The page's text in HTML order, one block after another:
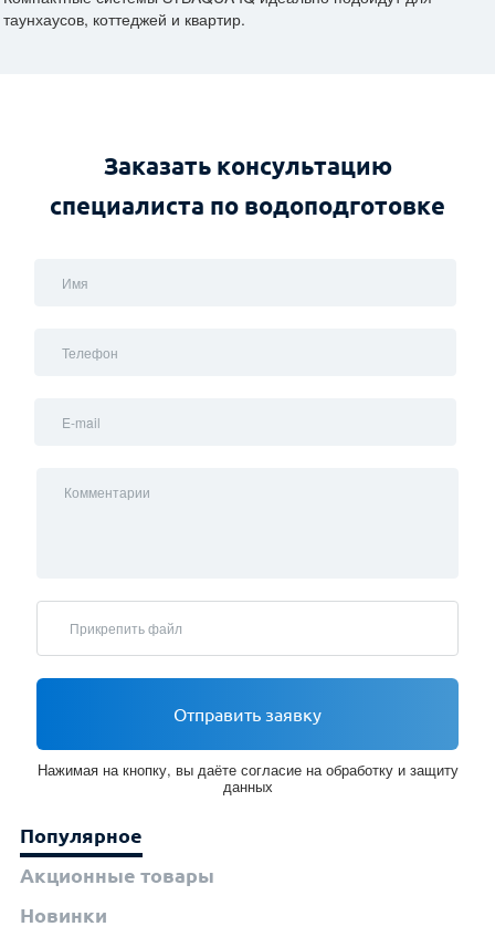
таунхаусов, коттеджей и квартир.
Заказать консультацию
специалиста по водоподготовке
Имя
Телефон
E-mail
Комментарии
Прикрепить файл
Отправить заявку
Нажимая на кнопку, вы даёте согласие на обработку и защиту
данных
Популярное
Акционные товары
Новинки